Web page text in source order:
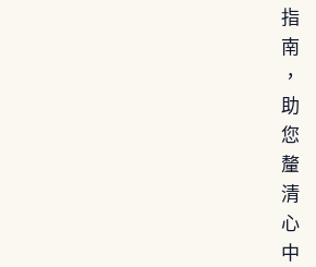
指
南
，
助
您
釐
清
心
中